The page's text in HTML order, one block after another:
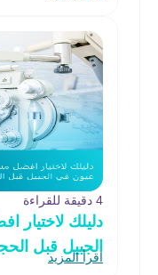
4 دقيقة للقراءة
دليلك
الجبيل قبل
اقرأ المزيد